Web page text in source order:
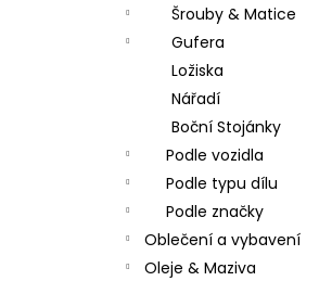
Šrouby & Matice
Gufera
Ložiska
Nářadí
Boční Stojánky
Podle vozidla
Podle typu dílu
Podle značky
Oblečení a vybavení
Oleje & Maziva